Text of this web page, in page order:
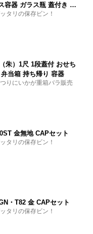
容器 ガラス瓶 蓋付き 保
ース ドレッシング CA
タリの保存ビン！
朱）1尺 1段蓋付 おせち
当箱 持ち帰り 容器
りにいかが重箱バラ販売
金無地 CAPセット
タリの保存ビン！
・T82 金 CAPセット
タリの保存ビン！